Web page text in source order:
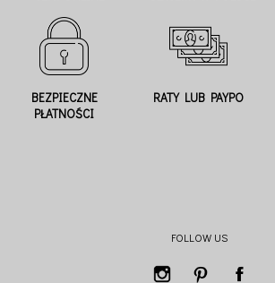
BEZPIECZNE
PŁATNOŚCI
RATY LUB PAYPO
FOLLOW US